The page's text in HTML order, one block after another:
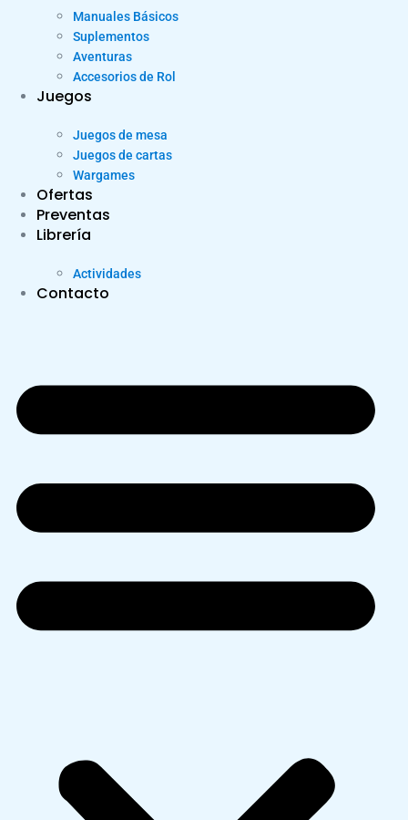
Manuales Básicos
Suplementos
Aventuras
Accesorios de Rol
Juegos
Juegos de mesa
Juegos de cartas
Wargames
Ofertas
Preventas
Librería
Actividades
Contacto